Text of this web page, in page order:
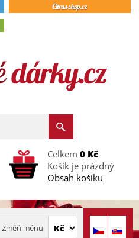
Celkem 0 Kč
Košík je prázdný
Obsah košíku